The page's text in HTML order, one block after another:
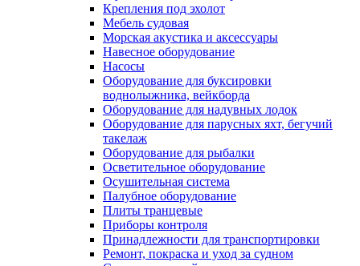
Крепления под эхолот
Мебель судовая
Морская акустика и аксессуары
Навесное оборудование
Насосы
Оборудование для буксировки
воднолыжника, вейкборда
Оборудование для надувных лодок
Оборудование для парусных яхт, бегучий
такелаж
Оборудование для рыбалки
Осветительное оборудование
Осушительная система
Палубное оборудование
Плиты транцевые
Приборы контроля
Принадлежности для транспортировки
Ремонт, покраска и уход за судном